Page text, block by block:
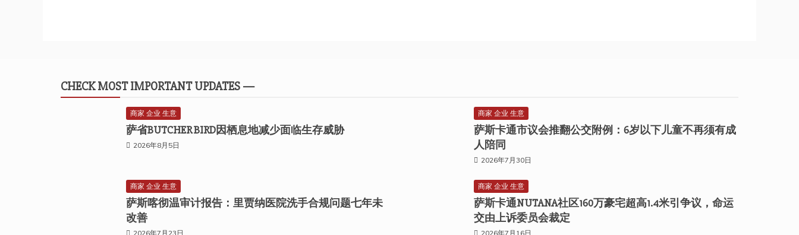
CHECK MOST IMPORTANT UPDATES —
商家 企业 生意
萨省BUTCHER BIRD因栖息地减少面临生存威胁
2026年8月5日
商家 企业 生意
萨斯卡通市议会推翻公交附例：6岁以下儿童不再须有成
人陪同
2026年7月30日
商家 企业 生意
萨斯喀彻温审计报告：里贾纳医院洗手合规问题七年未
改善
2026年7月23日
商家 企业 生意
萨斯卡通NUTANA社区160万豪宅超高1.4米引争议，命运
交由上诉委员会裁定
2026年7月16日